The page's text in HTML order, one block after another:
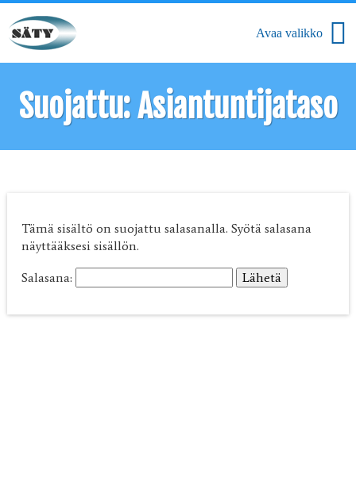
Suojattu: Asiantuntijataso
Tämä sisältö on suojattu salasanalla. Syötä salasana
näyttääksesi sisällön.
Salasana: